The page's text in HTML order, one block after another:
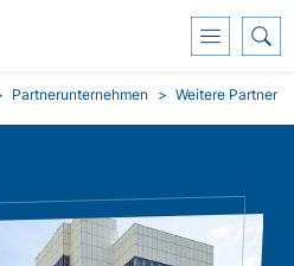
Partnerunternehmen Weitere Partner